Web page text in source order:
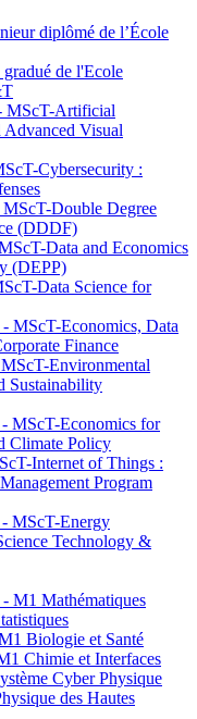
diplômé de l’École
de l'Ecole
MScT-Artificial
Advanced Visual
Cybersecurity :
Double Degree
(DDDF)
Data and Economics
(DEPP)
Data Science for
MScT-Economics, Data
Finance
Environmental
Sustainability
MScT-Economics for
Climate Policy
Internet of Things :
Program
MScT-Energy
Technology &
M1 Mathématiques
Biologie et Santé
Chimie et Interfaces
Cyber Physique
des Hautes